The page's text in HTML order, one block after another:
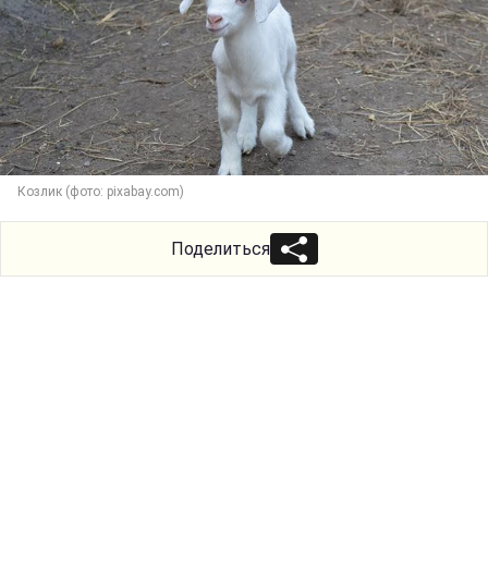
Козлик (фото: pixabay.com)
Поделиться